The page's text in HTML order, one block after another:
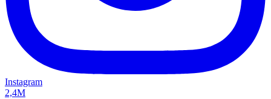
Instagram
2,4M